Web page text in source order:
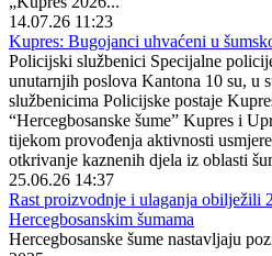
14.07.26 11:23
Kupres: Bugojanci uhvaćeni u
Policijski službenici Specijalne
unutarnjih poslova Kantona 10 su, u
službenicima Policijske postaje
“Hercegbosanske šume” Kupres i
tijekom provođenja aktivnosti
otkrivanje kaznenih djela iz oblasti
25.06.26 14:37
Rast proizvodnje i ulaganja obilježili
Hercegbosanskim šumama
Hercegbosanske šume nastavljaju